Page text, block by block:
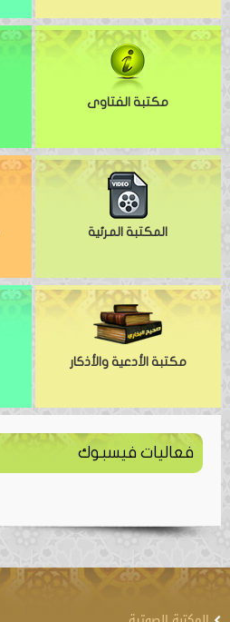
مكتبة الفتاوى
المكتبة المرئية
مكتبة الأدعية والأذكار
فعاليات فيسبوك